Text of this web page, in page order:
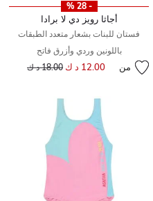
- 28 %
أجاثا رويز دي لا برادا
فستان للبنات بشعار متعدد الطبقات
باللونين وردي وأزرق فاتح
من 12.00 د ك سعر مخفض من
18.00 د ك